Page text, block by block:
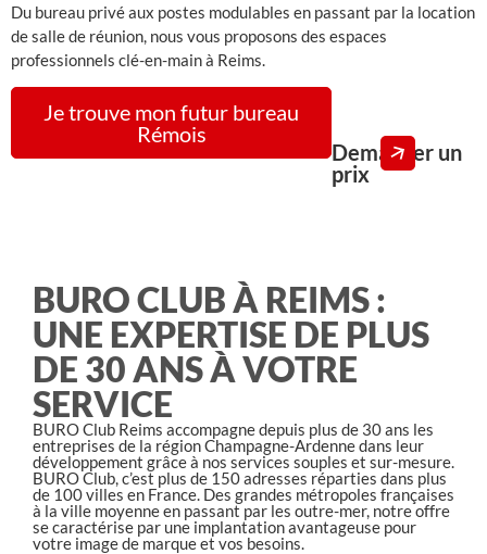
Du bureau privé aux postes modulables en passant par la location
de salle de réunion, nous vous proposons des espaces
professionnels clé-en-main à Reims.
Je trouve mon futur bureau
Rémois
Demander un
prix
BURO CLUB À REIMS :
UNE EXPERTISE DE PLUS
DE 30 ANS À VOTRE
SERVICE
BURO Club Reims accompagne depuis plus de 30 ans les
entreprises de la région Champagne-Ardenne dans leur
développement grâce à nos services souples et sur-mesure.
BURO Club, c’est plus de 150 adresses réparties dans plus
de 100 villes en France. Des grandes métropoles françaises
à la ville moyenne en passant par les outre-mer, notre offre
se caractérise par une implantation avantageuse pour
votre image de marque et vos besoins.